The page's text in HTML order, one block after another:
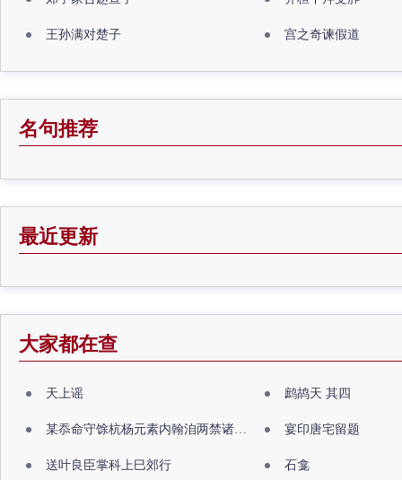
王孙满对楚子 宫之奇谏假道
名句推荐
最近更新
大家都在查
天上谣 鹧鸪天 其四
某忝命守馀杭杨元素内翰洎两禁诸公出祖佛寺 宴印唐宅留题
送叶良臣掌科上巳郊行 石龛